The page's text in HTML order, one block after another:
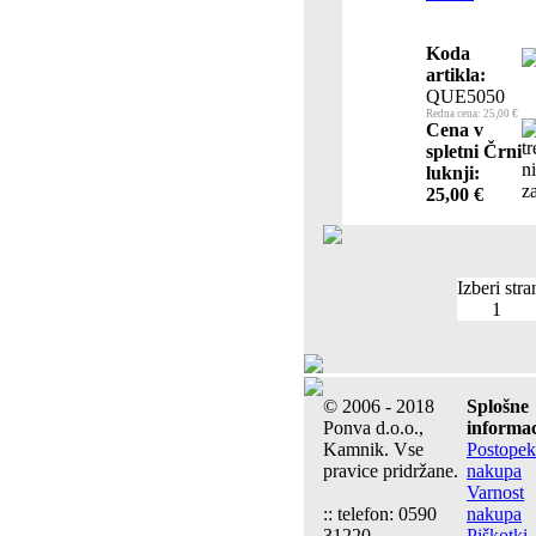
Koda
artikla:
QUE5050
Redna cena: 25,00 €
Cena v
spletni Črni
luknji:
25,00 €
Izberi
1
© 2006 - 2018
Ponva d.o.o.,
Kamnik. Vse
pravice pridržane.
:: telefon: 0590
Splošne
Postopek
nakupa
Varnost
nakupa